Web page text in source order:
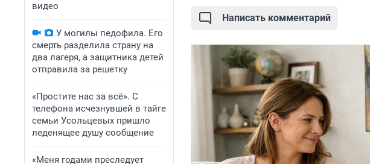
видео
У могилы педофила. Его
смерть разделила страну на
два лагеря, а защитника детей
отправила за решетку
«Простите нас за всё». С
телефона исчезнувшей в тайге
семьи Усольцевых пришло
леденящее душу сообщение
«Меня годами преследует
Написать комментарий